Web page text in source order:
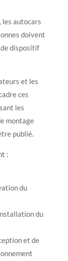
les autocars
doivent
dispositif
et les
ces
les
montage
publié.
:
du
du
et de